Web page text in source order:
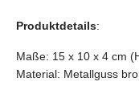
Produktdetails:
Maße: 15 x 10 x 4 cm
Material: Metallguss